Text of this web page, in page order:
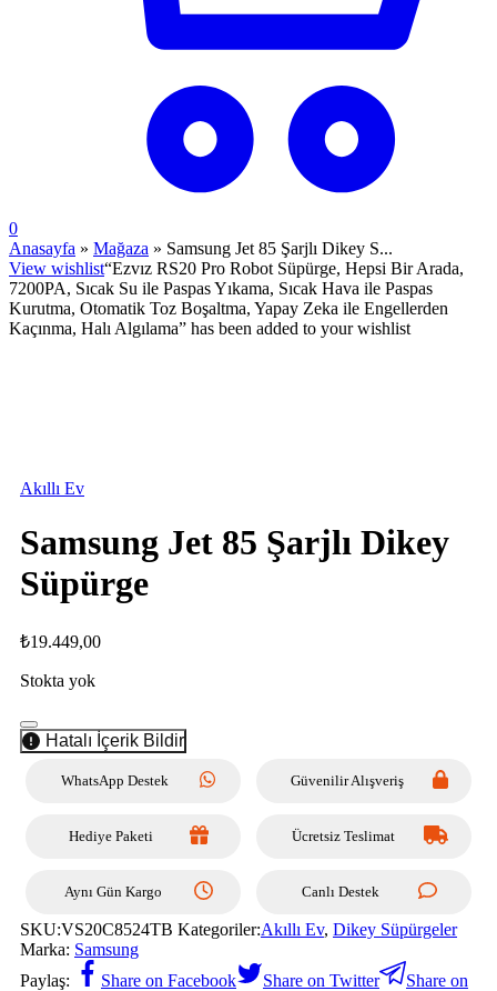
0
Anasayfa » Mağaza » Samsung Jet 85 Şarjlı Dikey S...
View wishlist“Ezvız RS20 Pro Robot Süpürge, Hepsi Bir Arada,
7200PA, Sıcak Su ile Paspas Yıkama, Sıcak Hava ile Paspas
Kurutma, Otomatik Toz Boşaltma, Yapay Zeka ile Engellerden
Kaçınma, Halı Algılama” has been added to your wishlist
Akıllı Ev
Samsung Jet 85 Şarjlı Dikey
Süpürge
₺19.449,00
Stokta yok
Hatalı İçerik Bildir
WhatsApp Destek Güvenilir Alışveriş
Hediye Paketi Ücretsiz Teslimat
Aynı Gün Kargo Canlı Destek
SKU:VS20C8524TB Kategoriler:Akıllı Ev, Dikey Süpürgeler
Marka: Samsung
Paylaş:
Share on Facebook Share on Twitter
Share on